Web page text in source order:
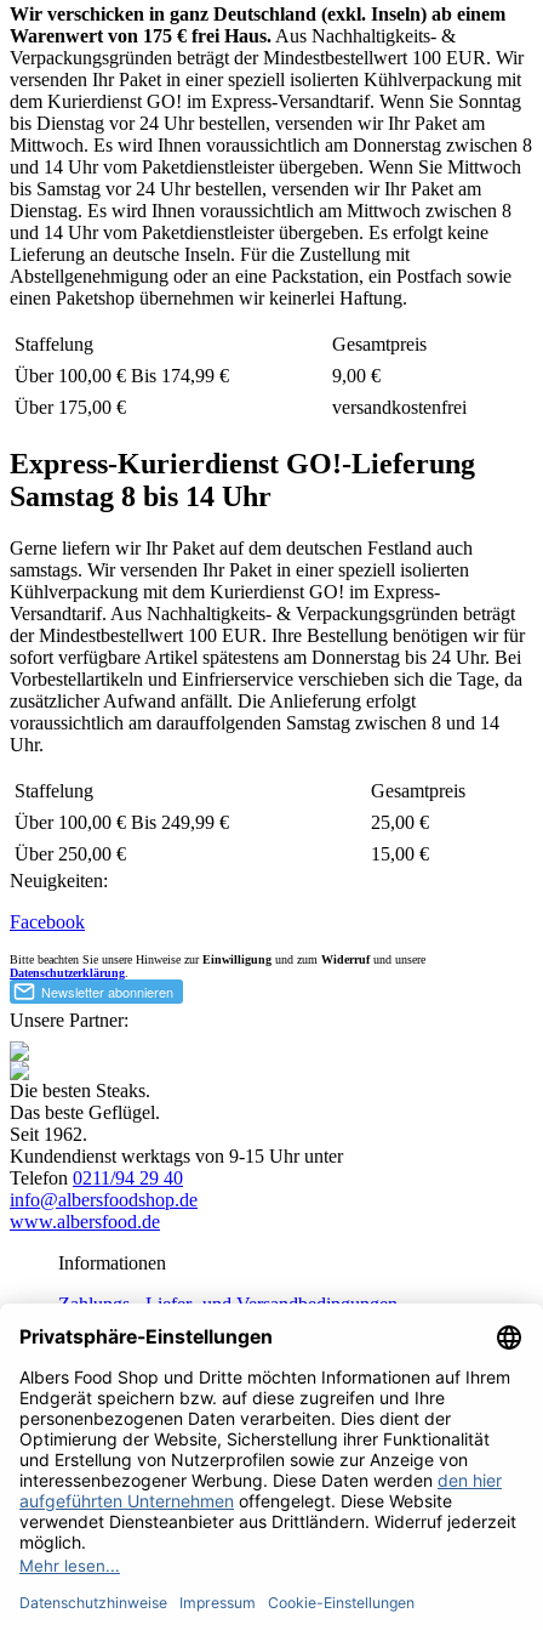
Wir verschicken in ganz Deutschland (exkl. Inseln) ab einem
Warenwert von 175 € frei Haus. Aus Nachhaltigkeits- &
Verpackungsgründen beträgt der Mindestbestellwert 100 EUR. Wir
versenden Ihr Paket in einer speziell isolierten Kühlverpackung mit
dem Kurierdienst GO! im Express-Versandtarif. Wenn Sie Sonntag
bis Dienstag vor 24 Uhr bestellen, versenden wir Ihr Paket am
Mittwoch. Es wird Ihnen voraussichtlich am Donnerstag zwischen 8
und 14 Uhr vom Paketdienstleister übergeben. Wenn Sie Mittwoch
bis Samstag vor 24 Uhr bestellen, versenden wir Ihr Paket am
Dienstag. Es wird Ihnen voraussichtlich am Mittwoch zwischen 8
und 14 Uhr vom Paketdienstleister übergeben. Es erfolgt keine
Lieferung an deutsche Inseln. Für die Zustellung mit
Abstellgenehmigung oder an eine Packstation, ein Postfach sowie
einen Paketshop übernehmen wir keinerlei Haftung.
Staffelung
Gesamtpreis
Über 100,00 € Bis 174,99 €
9,00 €
Über 175,00 € versandkostenfrei
Express-Kurierdienst GO!-Lieferung
Samstag 8 bis 14 Uhr
Gerne liefern wir Ihr Paket auf dem deutschen Festland auch
samstags. Wir versenden Ihr Paket in einer speziell isolierten
Kühlverpackung mit dem Kurierdienst GO! im Express-
Versandtarif. Aus Nachhaltigkeits- & Verpackungsgründen beträgt
der Mindestbestellwert 100 EUR. Ihre Bestellung benötigen wir für
sofort verfügbare Artikel spätestens am Donnerstag bis 24 Uhr. Bei
Vorbestellartikeln und Einfrierservice verschieben sich die Tage, da
zusätzlicher Aufwand anfällt. Die Anlieferung erfolgt
voraussichtlich am darauffolgenden Samstag zwischen 8 und 14
Uhr.
Staffelung
Gesamtpreis
Über 100,00 € Bis 249,99 €
25,00 €
Über 250,00 €
15,00 €
Neuigkeiten:
Facebook
Bitte beachten Sie unsere Hinweise zurEinwilligung und zum Widerrufund unsere
Datenschutzerklärung
Unsere Partner:
Die besten Steaks.
Das beste Geflügel.
Seit 1962.
Kundendienst werktags von 9-15 Uhr unter
Telefon 0211/94 29 40
info@albersfoodshop.de
www.albersfood.de
Informationen
Zahlungs-, Liefer- und Versandbedingungen
Daten­schutz­er­klä­rung
Unsere AGB
Fragen und Antworten
Häufig gestellte Fragen
Service
Impressum
Widerrufsrecht